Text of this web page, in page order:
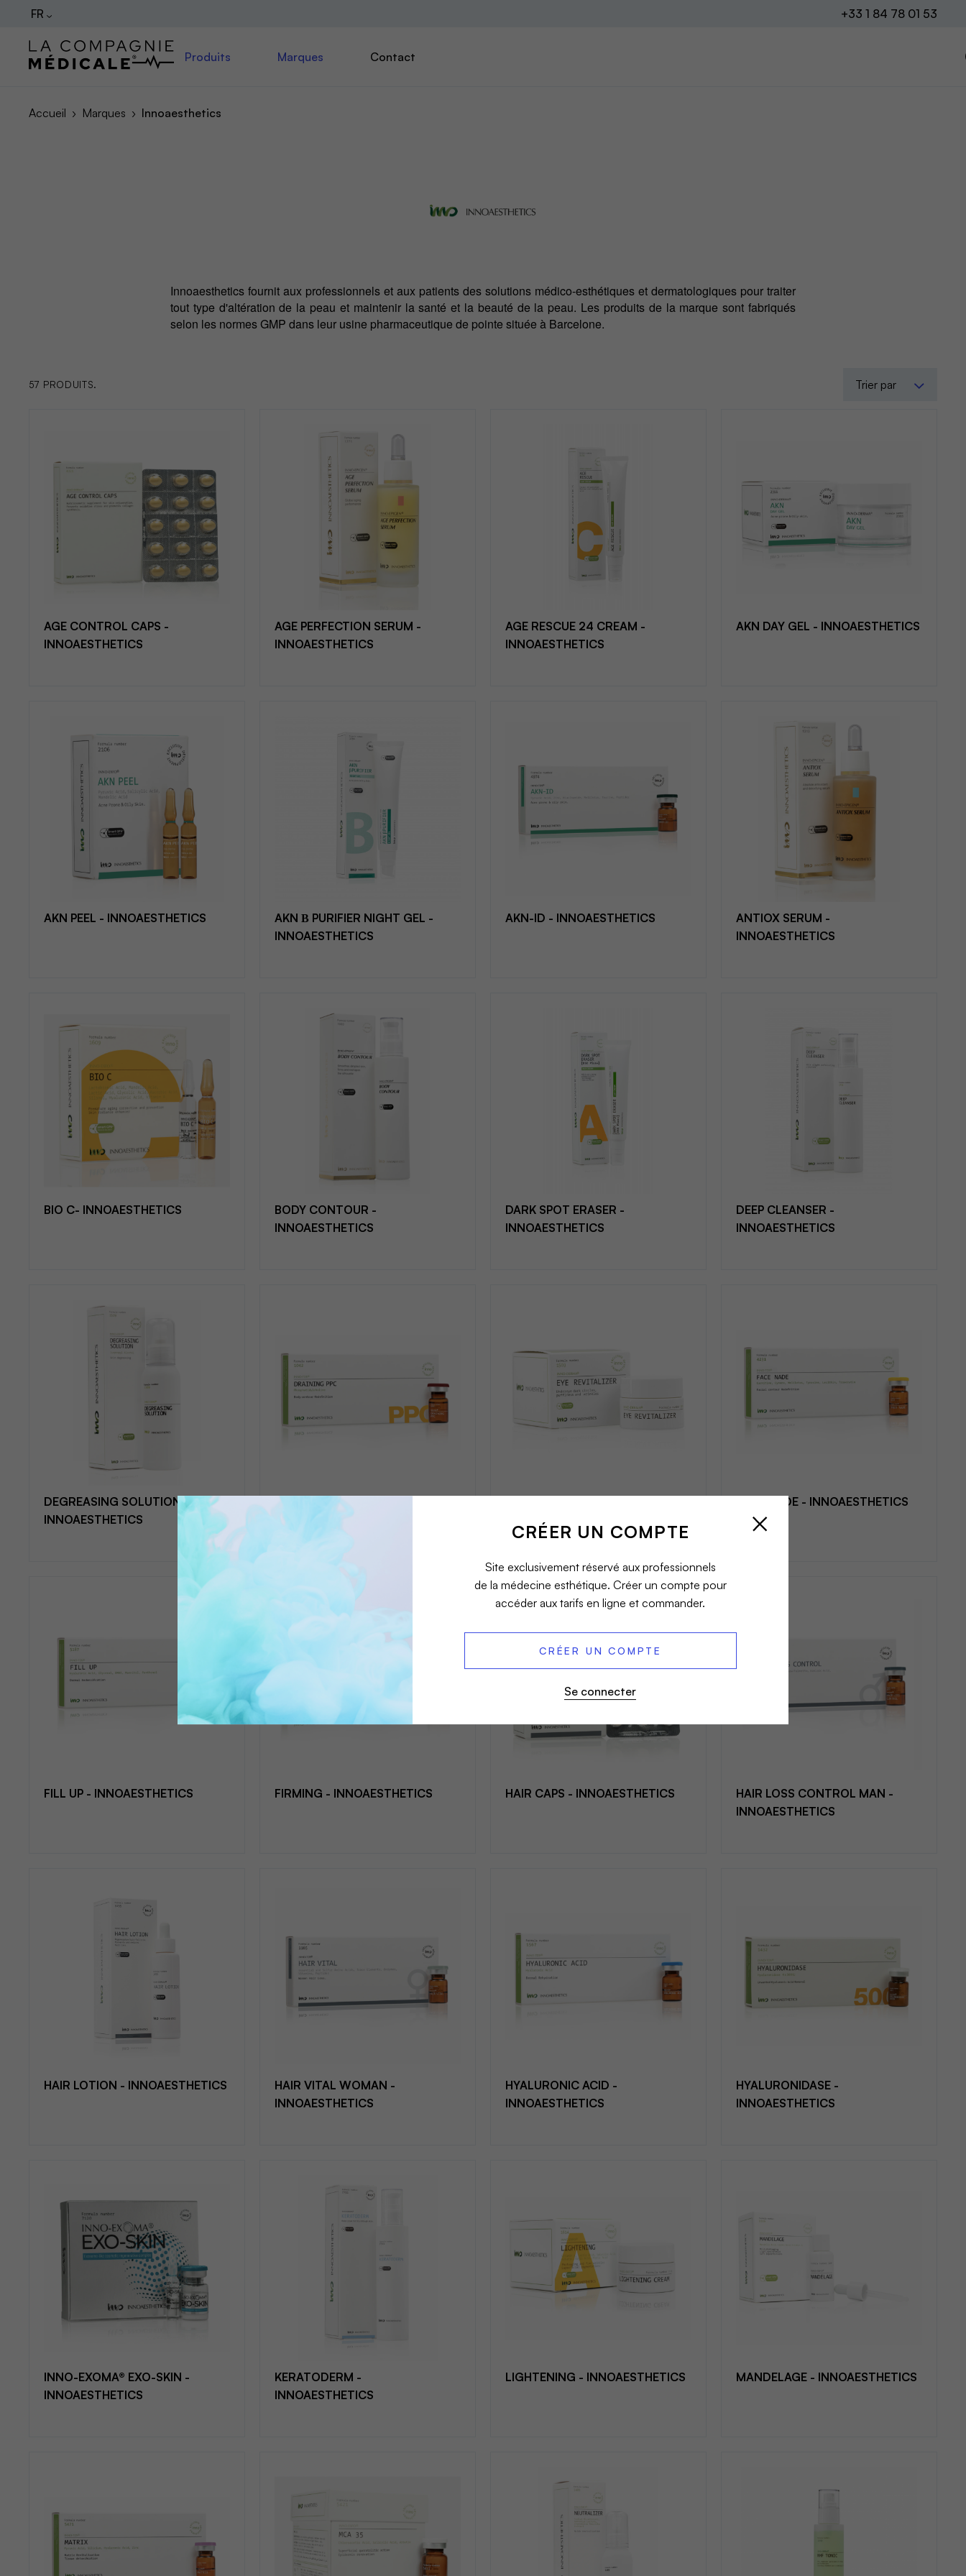
FR +33 1 84 78 01 53
Produits Marques Contact
Accueil Marques Innoaesthetics
Innoaesthetics fournit aux professionnels et aux patients des solutions médico-esthétiques et dermatologiques pour traiter
tout type d'altération de la peau et maintenir la santé et la beauté de la peau. Les produits de la marque sont fabriqués
selon les normes GMP dans leur usine pharmaceutique de pointe située à Barcelone.
57 PRODUITS. Trier par
AGE CONTROL CAPS -
INNOAESTHETICS
AGE PERFECTION SERUM -
INNOAESTHETICS
AGE RESCUE 24 CREAM -
INNOAESTHETICS
AKN DAY GEL - INNOAESTHETICS
AKN PEEL - INNOAESTHETICS
AKN Β PURIFIER NIGHT GEL -
INNOAESTHETICS
AKN-ID - INNOAESTHETICS
ANTIOX SERUM -
INNOAESTHETICS
BIO C- INNOAESTHETICS
BODY CONTOUR -
INNOAESTHETICS
DARK SPOT ERASER -
INNOAESTHETICS
DEEP CLEANSER -
INNOAESTHETICS
DEGREASING SOLUTION -
INNOAESTHETICS
DRAINING PPC -
INNOAESTHETICS
INNOAESTHETICS
FACE NADE - INNOAESTHETICS
FILL UP - INNOAESTHETICS FIRMING - INNOAESTHETICS HAIR CAPS - INNOAESTHETICS
HAIR LOSS CONTROL MAN -
INNOAESTHETICS
HAIR LOTION - INNOAESTHETICS
HAIR VITAL WOMAN -
INNOAESTHETICS
HYALURONIC ACID -
INNOAESTHETICS
HYALURONIDASE -
INNOAESTHETICS
INNO-EXOMA® EXO-SKIN -
INNOAESTHETICS
KERATODERM -
INNOAESTHETICS
LIGHTENING - INNOAESTHETICS MANDELAGE - INNOAESTHETICS
CRÉER UN COMPTE
Site exclusivement réservé aux professionnels
de la médecine esthétique. Créer un compte pour
accéder aux tarifs en ligne et commander.
CRÉER UN COMPTE
Se connecter